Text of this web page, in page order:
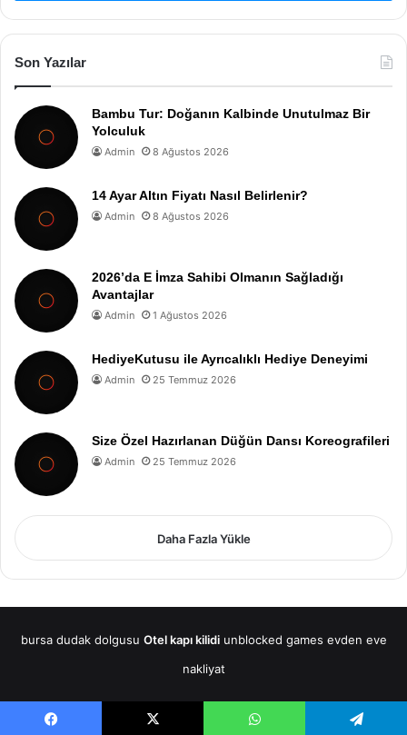
Son Yazılar
Bambu Tur: Doğanın Kalbinde Unutulmaz Bir
Yolculuk
Admin 8 Ağustos 2026
14 Ayar Altın Fiyatı Nasıl Belirlenir?
Admin 8 Ağustos 2026
2026’da E İmza Sahibi Olmanın Sağladığı
Avantajlar
Admin 1 Ağustos 2026
HediyeKutusu ile Ayrıcalıklı Hediye Deneyimi
Admin 25 Temmuz 2026
Size Özel Hazırlanan Düğün Dansı Koreografileri
Admin 25 Temmuz 2026
Daha Fazla Yükle
bursa dudak dolgusu Otel kapı kilidi unblocked games evden eve
nakliyat